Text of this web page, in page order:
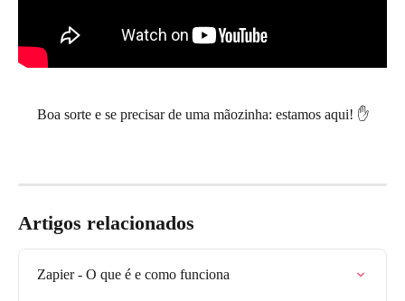
Boa sorte e se precisar de uma mãozinha: estamos aqui! ✋
Artigos relacionados
Zapier - O que é e como funciona